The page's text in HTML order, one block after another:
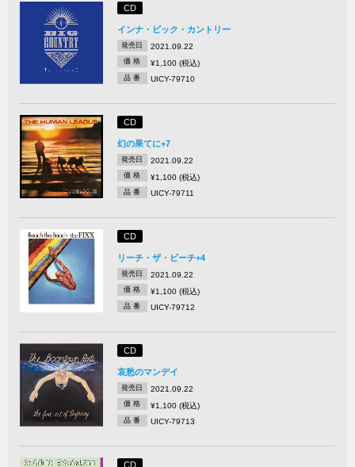
CD
インナ・ビック・カントリー
発売日 2021.09.22
価 格 ¥1,100 (税込)
品 番 UICY-79710
CD
幻の果てに+7
発売日 2021.09.22
価 格 ¥1,100 (税込)
品 番 UICY-79711
CD
リーチ・ザ・ビーチ+4
発売日 2021.09.22
価 格 ¥1,100 (税込)
品 番 UICY-79712
CD
哀愁のマンデイ
発売日 2021.09.22
価 格 ¥1,100 (税込)
品 番 UICY-79713
CD